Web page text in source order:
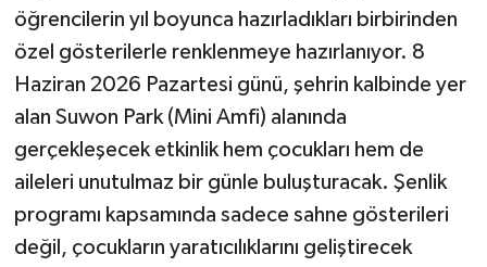
öğrencilerin yıl boyunca hazırladıkları birbirinden
özel gösterilerle renklenmeye hazırlanıyor. 8
Haziran 2026 Pazartesi günü, şehrin kalbinde yer
alan Suwon Park (Mini Amfi) alanında
gerçekleşecek etkinlik hem çocukları hem de
aileleri unutulmaz bir günle buluşturacak. Şenlik
programı kapsamında sadece sahne gösterileri
değil, çocukların yaratıcılıklarını geliştirecek